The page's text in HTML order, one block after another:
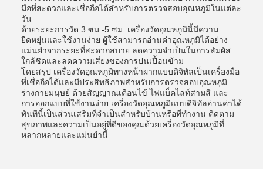
มือที่สะดวกและเชื่อถือได้สำหรับการตรวจสอบอุณหภูมิในแต่ละ
วัน
ด้วยระยะการวัด 3 ซม.-5 ซม. เครื่องวัดอุณหภูมินี้มีความ
ยืดหยุ่นและใช้งานง่าย ผู้ใช้สามารถอ่านค่าอุณหภูมิได้อย่าง
แม่นยำจากระยะที่สะดวกสบาย ลดความจำเป็นในการสัมผัส
ใกล้ชิดและลดความเสี่ยงของการปนเปื้อนข้าม
โดยสรุป เครื่องวัดอุณหภูมิทางหน้าผากแบบดิจิทัลเป็นเครื่องมือ
ที่เชื่อถือได้และมีประสิทธิภาพสำหรับการตรวจสอบอุณหภูมิ
ร่างกายมนุษย์ ด้วยสัญญาณเตือนไข้ ไฟแบ็คไลท์สามสี และ
การออกแบบที่ใช้งานง่าย เครื่องวัดอุณหภูมิแบบดิจิทัลอ่านค่าได้
ทันทีนี้เป็นส่วนเสริมที่จำเป็นสำหรับบ้านหรือที่ทำงาน ติดตาม
สุขภาพและความเป็นอยู่ที่ดีของคุณด้วยเครื่องวัดอุณหภูมิที่
หลากหลายและแม่นยำนี้